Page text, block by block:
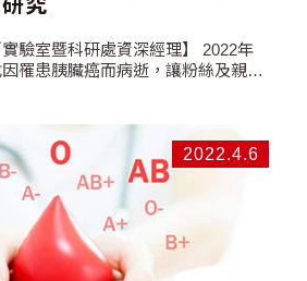
究
室暨科研處資深經理】 2022年
罹患胰臟癌而病逝，讓粉絲及親友
計5年的存活率不到10%。2017年
2022.4.6